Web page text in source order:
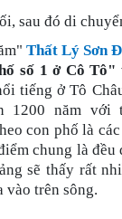
sau đó di
Thất Lý Sơn
số 1 ở Cô Tô"
tiếng ở Tô
1200 năm với
con phố là
chung là
sẽ thấy rất
vào trên sông.